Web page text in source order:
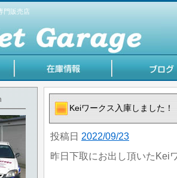
門販売店
Keiワークス入庫しました！
投稿日 2022/09/23
昨日下取にお出し頂いたKei